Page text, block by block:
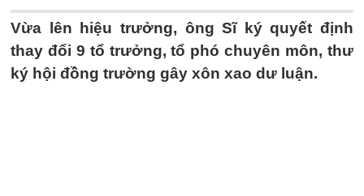
Vừa lên hiệu trưởng, ông Sĩ ký quyết định
thay đổi 9 tổ trưởng, tổ phó chuyên môn, thư
ký hội đồng trường gây xôn xao dư luận.